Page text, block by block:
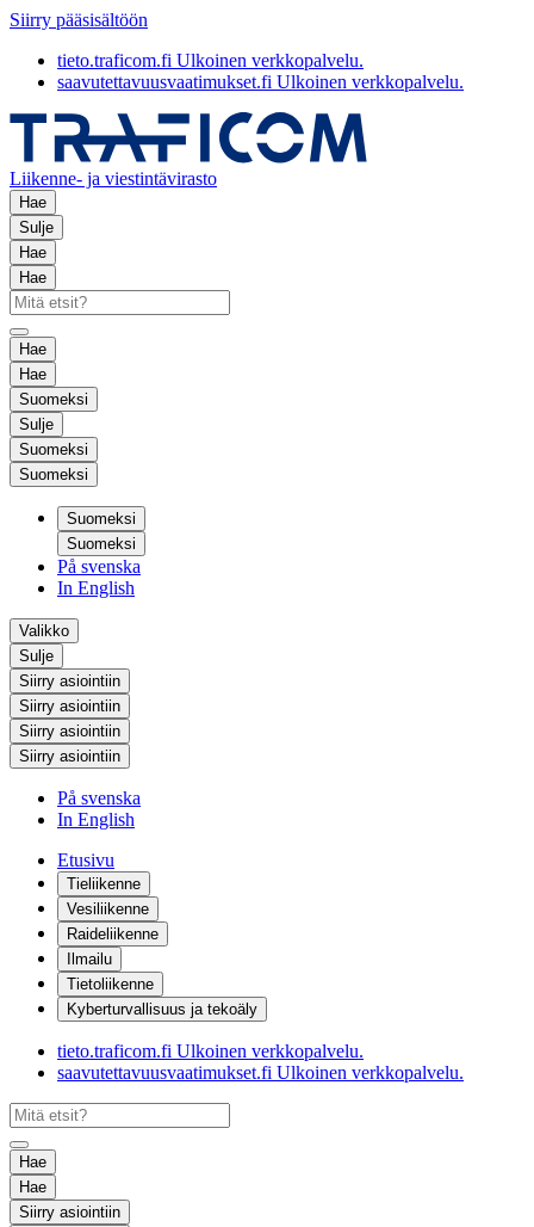
Siirry pääsisältöön
tieto.traficom.fi Ulkoinen verkkopalvelu.
saavutettavuusvaatimukset.fi Ulkoinen verkkopalvelu.
Liikenne- ja viestintävirasto
Hae
Sulje
Hae
Hae
Hae
Hae
Suomeksi
Sulje
Suomeksi
Suomeksi
Suomeksi
Suomeksi
På svenska
In English
Valikko
Sulje
Siirry asiointiin
Siirry asiointiin
Siirry asiointiin
Siirry asiointiin
På svenska
In English
Etusivu
Tieliikenne
Vesiliikenne
Raideliikenne
Ilmailu
Tietoliikenne
Kyberturvallisuus ja tekoäly
tieto.traficom.fi Ulkoinen verkkopalvelu.
saavutettavuusvaatimukset.fi Ulkoinen verkkopalvelu.
Hae
Hae
Siirry asiointiin